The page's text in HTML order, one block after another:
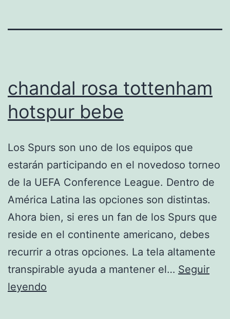
chandal rosa tottenham
hotspur bebe
Los Spurs son uno de los equipos que
estarán participando en el novedoso torneo
de la UEFA Conference League. Dentro de
América Latina las opciones son distintas.
Ahora bien, si eres un fan de los Spurs que
reside en el continente americano, debes
recurrir a otras opciones. La tela altamente
transpirable ayuda a mantener el… Seguir
leyendo